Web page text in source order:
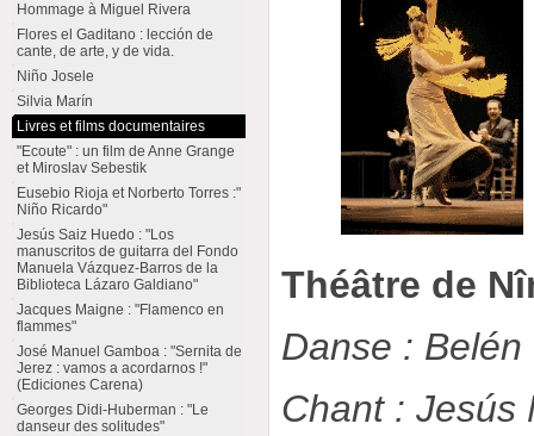
Théâtre de
Danse : Belén
Chant : Jesús
Hommage à Miguel Rivera
Flores el Gaditano : lección de
cante, de arte, y de vida.
Niño Josele
Silvia Marín
Livres et films documentaires
"Ecoute" : un film de Anne Grange
et Miroslav Sebestik
Eusebio Rioja et Norberto Torres :"
Niño Ricardo"
Jesús Saiz Huedo : "Los
manuscritos de guitarra del Fondo
Manuela Vázquez-Barros de la
Biblioteca Lázaro Galdiano"
Jacques Maigne : "Flamenco en
flammes"
José Manuel Gamboa : "Sernita de
Jerez : vamos a acordarnos !"
(Ediciones Carena)
Georges Didi-Huberman : "Le
danseur des solitudes"